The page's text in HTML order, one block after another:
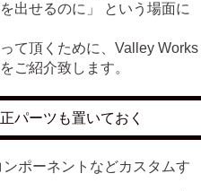
出せるのに」 という場面に
て頂くために、Valley Works
ご紹介致します。
パーツも置いておく
ポーネントなどカスタムす